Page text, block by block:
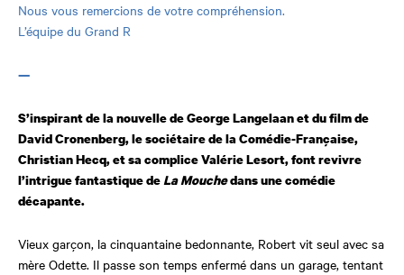
Nous vous remercions de votre compréhension.
L’équipe du Grand R
—
S’inspirant de la nouvelle de George Langelaan et du film de
David Cronenberg, le sociétaire de la Comédie-Française,
Christian Hecq, et sa complice Valérie Lesort, font revivre
l’intrigue fantastique deLa Mouchedans une comédie
décapante.
Vieux garçon, la cinquantaine bedonnante, Robert vit seul avec sa
mère Odette. Il passe son temps enfermé dans un garage, tentant